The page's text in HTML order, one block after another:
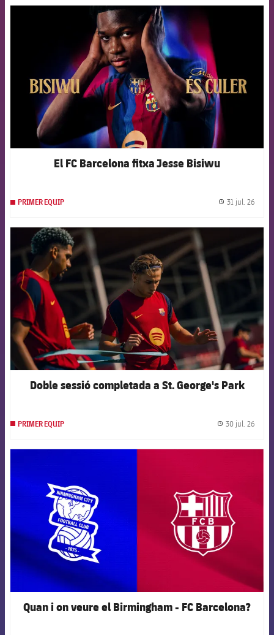
FCB Barcelona badge
El FC Barcelona fitxa Jesse Bisiwu
PRIMER EQUIP 31 jul. 26
FCB Barcelona badge
Doble sessió completada a St. George's Park
PRIMER EQUIP 30 jul. 26
Quan i on veure el Birmingham - FC Barcelona?